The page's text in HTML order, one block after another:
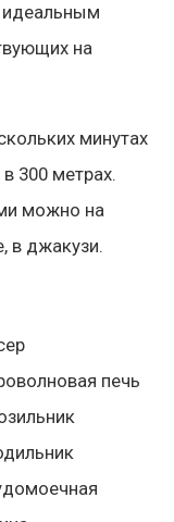
на
минутах
300 метрах.
можно на
в джакузи.
печь